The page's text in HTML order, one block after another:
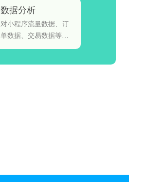
数据分析
对小程序流量数据、订
单数据、交易数据等进
行分析，统计活跃用户